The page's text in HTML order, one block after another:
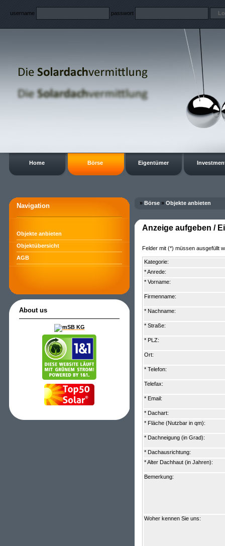
username passwort
Home Börse Eigentümer
Navigation
Objekte anbieten
Objektübersicht
AGB
About us
» Börse » Objekte anbieten
Anzeige aufgeben /
Felder mit (*) müssen ausgefüllt
Kategorie:
* Anrede:
* Vorname:
Firmenname:
* Nachname:
* Straße:
* PLZ:
Ort:
* Telefon:
Telefax:
* Email:
* Dachart:
* Fläche (Nutzbar in qm):
* Dachneigung (in Grad):
* Dachausrichtung:
* Alter Dachhaut (in Jahren):
Bemerkung:
Woher kennen Sie uns: